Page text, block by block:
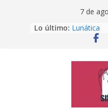
7 de
Lo último: Lunática
Pero,
‘La broma
lecturas
Otra del